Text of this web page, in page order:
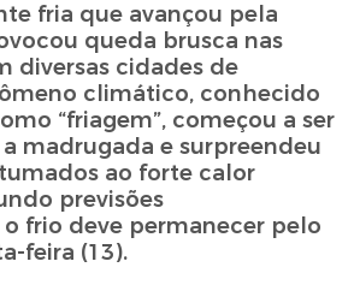
fria que avançou pela
queda brusca nas
diversas cidades de
climático, conhecido
“friagem”, começou a ser
madrugada e surpreendeu
ao forte calor
previsões
frio deve permanecer pelo
feira (13).